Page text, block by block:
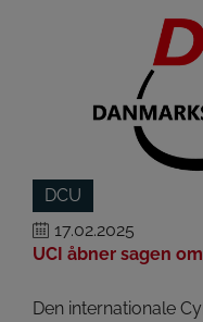
DCU
17.02.2025
UCI åbner sagen
Den internationale